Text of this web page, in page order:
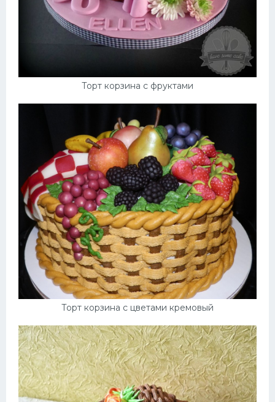
Торт корзина с фруктами
Торт корзина с цветами кремовый